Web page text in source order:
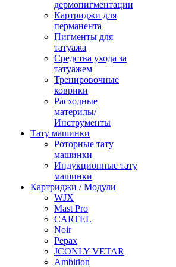
дермопигментации
Картриджи для
перманента
Пигменты для
татуажа
Средства ухода за
татуажем
Тренировочные
коврики
Расходные
материлы/
Инструменты
Тату машинки
Роторные тату
машинки
Индукционные тату
машинки
Картриджи / Модули
WJX
Mast Pro
CARTEL
Noir
Pepax
JCONLY VETAR
Ambition